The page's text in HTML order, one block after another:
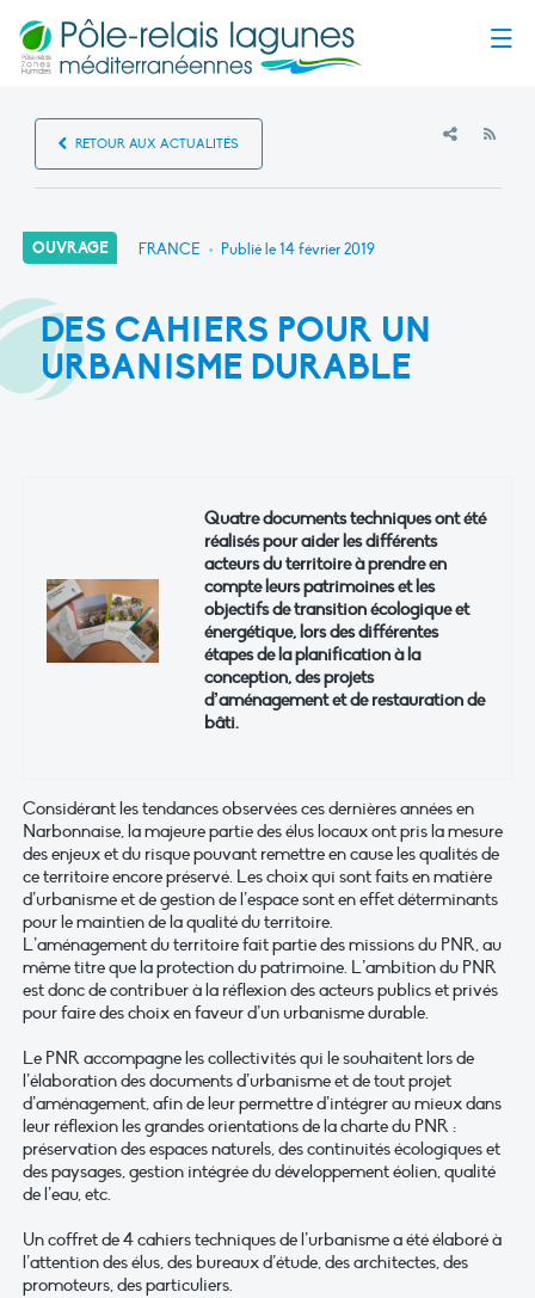
RETOUR AUX ACTUALITÉS
OUVRAGE FRANCE • Publié le14 février 2019
DES CAHIERS POUR UN
URBANISME DURABLE
Quatre documents techniques ont été
réalisés pour aider les différents
acteurs du territoire à prendre en
compte leurs patrimoines et les
objectifs de transition écologique et
énergétique, lors des différentes
étapes de la planification à la
conception, des projets
d’aménagement et de restauration de
bâti.
Considérant les tendances observées ces dernières années en
Narbonnaise, la majeure partie des élus locaux ont pris la mesure
des enjeux et du risque pouvant remettre en cause les qualités de
ce territoire encore préservé. Les choix qui sont faits en matière
d’urbanisme et de gestion de l’espace sont en effet déterminants
pour le maintien de la qualité du territoire.
L’aménagement du territoire fait partie des missions du PNR, au
même titre que la protection du patrimoine. L’ambition du PNR
est donc de contribuer à la réflexion des acteurs publics et privés
pour faire des choix en faveur d’un urbanisme durable.
Le PNR accompagne les collectivités qui le souhaitent lors de
l’élaboration des documents d’urbanisme et de tout projet
d’aménagement, afin de leur permettre d’intégrer au mieux dans
leur réflexion les grandes orientations de la charte du PNR :
préservation des espaces naturels, des continuités écologiques et
des paysages, gestion intégrée du développement éolien, qualité
de l’eau, etc.
Un coffret de 4 cahiers techniques de l’urbanisme a été élaboré à
l’attention des élus, des bureaux d’étude, des architectes, des
promoteurs, des particuliers.